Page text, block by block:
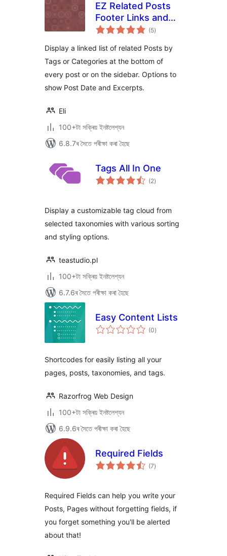
EZ Related Posts
Footer Links and
Widget
(5টা
মুঠ)
Display a linked list of related Posts by
Tags or Categories at the bottom of
every post or on the sidebar. Options to
show Post Date and Excerpts.
Eli
100+টা সক্ৰিয় ইনষ্টলেশ্যন
6.8.7ৰ সৈতে পৰীক্ষা কৰা হৈছে
Tags All In One
(2টা
মুঠ)
Display a customizable tag cloud from
selected taxonomies with various sorting
and styling options.
teastudio.pl
100+টা সক্ৰিয় ইনষ্টলেশ্যন
6.7.6ৰ সৈতে পৰীক্ষা কৰা হৈছে
Easy Content Lists
(0টা
মুঠ)
Shortcodes for easily listing all your
pages, posts, taxonomies, and tags.
Razorfrog Web Design
100+টা সক্ৰিয় ইনষ্টলেশ্যন
6.9.6ৰ সৈতে পৰীক্ষা কৰা হৈছে
Required Fields
(7টা
মুঠ)
Required Fields can help you write your
Posts, Pages without forgetting fields, if
you forget something you'll be alerted
about that!